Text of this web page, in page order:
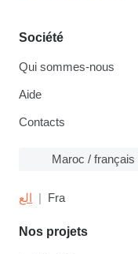
Société
Qui sommes-nous
Aide
Contacts
Maroc / français
الع Fra
Nos projets